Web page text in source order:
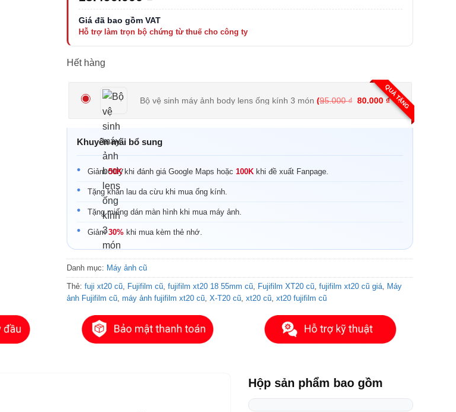
Hết hàng
QUÀ TẶNG
Bộ vệ sinh máy ảnh body lens ống kính 3 món
(95.000₫ Giá gốc là: 95.000 ₫.
80.000 ₫Giá hiện tại là:
)
Khuyến mãi bổ sung
Giảm50Kkhi đánh giá Google Maps hoặc 100K khi đề xuất Fanpage.
Tặng khăn lau da cừu khi mua ống kính.
Tặng miếng dán màn hình khi mua máy ảnh.
Giảm30% khi mua kèm thẻ nhớ.
Danh mục: Máy ảnh cũ
Thẻ: fuji xt20 cũ, Fujifilm cũ, fujifilm xt20 18 55mm cũ, Fujifilm XT20 cũ, fujifilm xt20 cũ giá, Máy
ảnh Fujifilm cũ, máy ảnh fujifilm xt20 cũ, X-T20 cũ, xt20 cũ, xt20 fujifilm cũ
Hộp sản phẩm bao gồm